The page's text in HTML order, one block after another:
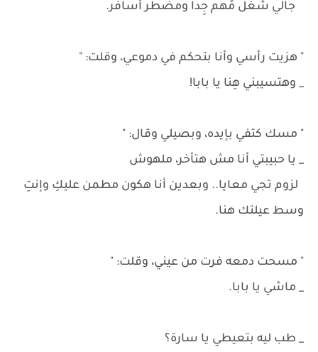
جالي شُغل مُهم جِداً ومضطر أسافر.
" هزيت رأسي وأنا بتحكم في دموعي، وقلت: "
_ وهتسيبني هِنا يا بابا!
" مسك كتفي بإيده، وبصيلي وقال: "
_ يا حبيبتي أنا مش هتأخر، ملهوش
لزوم تجي معايا.. وبعدين أنا هكون مطمن عليكِ وإنتِ
وسط عيلتك هنا.
" مسحت دمعه فرت من عيني، وقلت: "
_ ماشي يا بابا.
_ طب ليه بتعيطي يا سارة؟